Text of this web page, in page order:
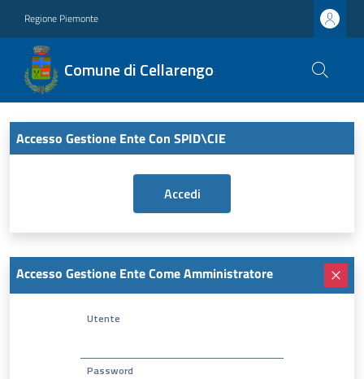
Regione Piemonte
Comune di Cellarengo
Accesso Gestione Ente Con SPID\CIE
Accesso Gestione Ente Come Amministratore
Utente
Password